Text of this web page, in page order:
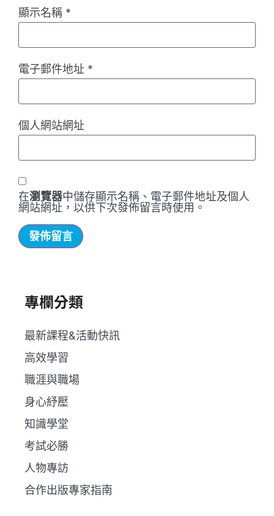
顯示名稱 *
電子郵件地址 *
個人網站網址
在瀏覽器中儲存顯示名稱、電子郵件地址及個人
網站網址，以供下次發佈留言時使用。
專欄分類
最新課程&活動快訊
高效學習
職涯與職場
身心紓壓
知識學堂
考試必勝
人物專訪
合作出版專家指南